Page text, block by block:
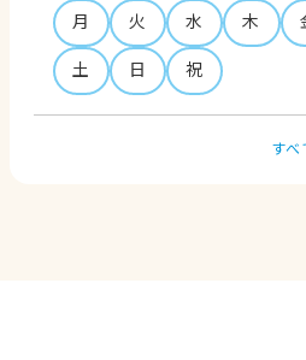
月 火 水 木
土
日 祝
す